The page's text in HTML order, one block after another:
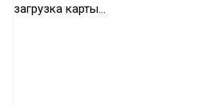
загрузка карты...